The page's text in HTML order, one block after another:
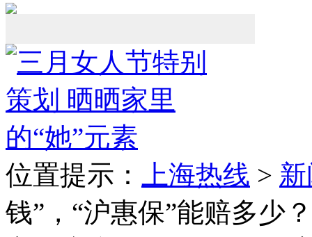
位置提示： 上海热线 >
钱”，“沪惠保”能赔多少？